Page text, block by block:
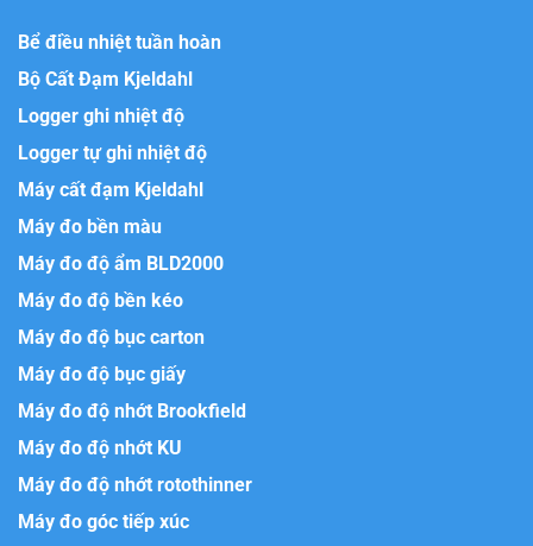
Bể điều nhiệt tuần hoàn
Bộ Cất Đạm Kjeldahl
Logger ghi nhiệt độ
Logger tự ghi nhiệt độ
Máy cất đạm Kjeldahl
Máy đo bền màu
Máy đo độ ẩm BLD2000
Máy đo độ bền kéo
Máy đo độ bục carton
Máy đo độ bục giấy
Máy đo độ nhớt Brookfield
Máy đo độ nhớt KU
Máy đo độ nhớt rotothinner
Máy đo góc tiếp xúc